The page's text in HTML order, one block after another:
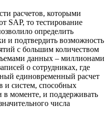
расчетов, которыми
SAP, то тестирование
определить
и подтвердить возможность
с большим количеством
данных – миллионами
о сотрудниках, где
единовременный расчет
и систем, способных
в моменте, и поддерживать
числа